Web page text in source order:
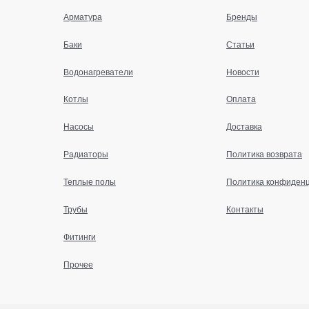
Арматура
Баки
Водонагреватели
Котлы
Насосы
Радиаторы
Теплые полы
Трубы
Фитинги
Прочее
Бренды
Статьи
Новости
Оплата
Доставка
Политика возврата
Политика
Контакты